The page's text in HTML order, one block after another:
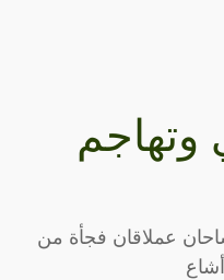
عملاقان فجأة من